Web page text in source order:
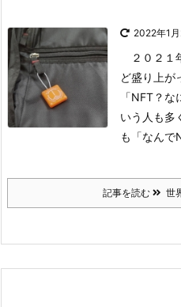
2022年1
２０２１
ど盛り上が
「NFT？
いう人も多
も 「なん
記事を読む 世